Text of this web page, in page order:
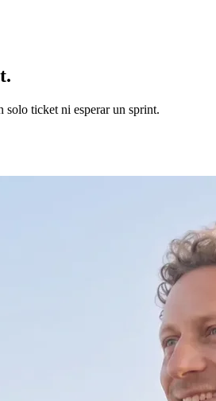
solo ticket ni esperar un sprint.